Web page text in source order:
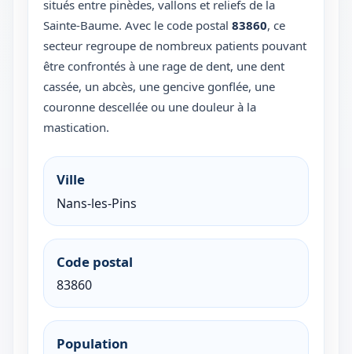
situés entre pinèdes, vallons et reliefs de la
Sainte-Baume. Avec le code postal83860, ce
secteur regroupe de nombreux patients pouvant
être confrontés à une rage de dent, une dent
cassée, un abcès, une gencive gonflée, une
couronne descellée ou une douleur à la
mastication.
Ville
Nans-les-Pins
Code postal
83860
Population